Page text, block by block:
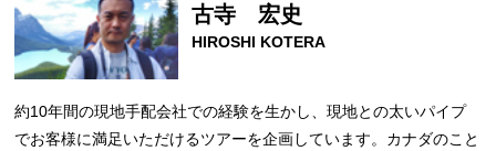
古寺 宏史
HIROSHI KOTERA
約10年間の現地手配会社での経験を生かし、現地との太いパイプ
でお客様に満足いただけるツアーを企画しています。カナダのこと